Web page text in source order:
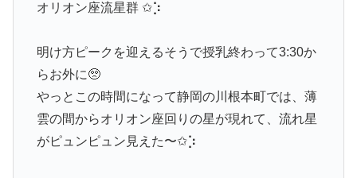
オリオン座流星群 ✩︎⡱
明け方ピークを迎えるそうで授乳終わって3:30か
らお外に🥺
やっとこの時間になって静岡の川根本町では、薄
雲の間からオリオン座回りの星が現れて、流れ星
がピュンピュン見えた〜✩︎⡱